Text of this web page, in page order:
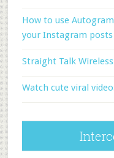
How to use
your Instagram posts
Straight Talk
Watch cute viral